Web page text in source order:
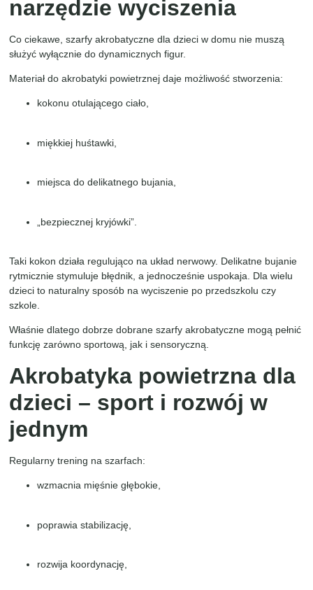
narzędzie wyciszenia
Co ciekawe, szarfy akrobatyczne dla dzieci w domu nie muszą
służyć wyłącznie do dynamicznych figur.
Materiał do akrobatyki powietrznej daje możliwość stworzenia:
kokonu otulającego ciało,
miękkiej huśtawki,
miejsca do delikatnego bujania,
„bezpiecznej kryjówki”.
Taki kokon działa regulująco na układ nerwowy. Delikatne bujanie
rytmicznie stymuluje błędnik, a jednocześnie uspokaja. Dla wielu
dzieci to naturalny sposób na wyciszenie po przedszkolu czy
szkole.
Właśnie dlatego dobrze dobrane szarfy akrobatyczne mogą pełnić
funkcję zarówno sportową, jak i sensoryczną.
Akrobatyka powietrzna dla
dzieci – sport i rozwój w
jednym
Regularny trening na szarfach:
wzmacnia mięśnie głębokie,
poprawia stabilizację,
rozwija koordynację,